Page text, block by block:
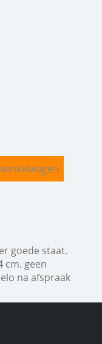
goede staat.
cm. geen
na afspraak